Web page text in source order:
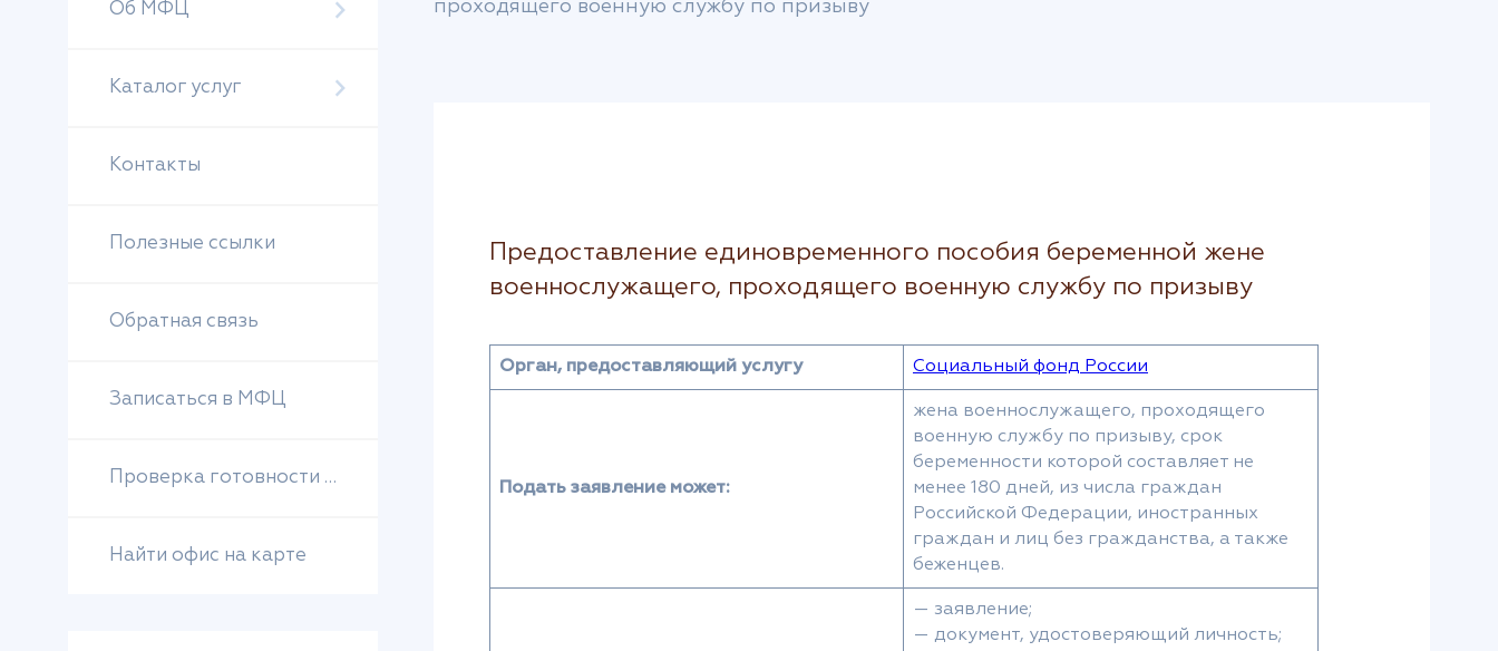
Об МФЦ
Каталог услуг
Контакты
Полезные ссылки
Обратная связь
Записаться в МФЦ
Проверка готовности документов
Найти офис на карте
проходящего военную службу по призыву
Предоставление единовременного пособия беременной жене
военнослужащего, проходящего военную службу по призыву
Орган, предоставляющий услугу Социальный фонд России
Подать заявление может:
жена военнослужащего, проходящего
военную службу по призыву, срок
беременности которой составляет не
менее 180 дней, из числа граждан
Российской Федерации, иностранных
граждан и лиц без гражданства, а также
беженцев.
— заявление;
— документ, удостоверяющий личность;